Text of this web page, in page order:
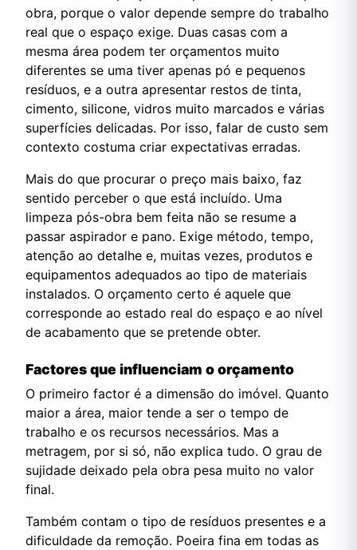
obra, porque o valor depende sempre do trabalho
real que o espaço exige. Duas casas com a
mesma área podem ter orçamentos muito
diferentes se uma tiver apenas pó e pequenos
resíduos, e a outra apresentar restos de tinta,
cimento, silicone, vidros muito marcados e várias
superfícies delicadas. Por isso, falar de custo sem
contexto costuma criar expectativas erradas.
Mais do que procurar o preço mais baixo, faz
sentido perceber o que está incluído. Uma
limpeza pós-obra bem feita não se resume a
passar aspirador e pano. Exige método, tempo,
atenção ao detalhe e, muitas vezes, produtos e
equipamentos adequados ao tipo de materiais
instalados. O orçamento certo é aquele que
corresponde ao estado real do espaço e ao nível
de acabamento que se pretende obter.
Factores que influenciam o orçamento
O primeiro factor é a dimensão do imóvel. Quanto
maior a área, maior tende a ser o tempo de
trabalho e os recursos necessários. Mas a
metragem, por si só, não explica tudo. O grau de
sujidade deixado pela obra pesa muito no valor
final.
Também contam o tipo de resíduos presentes e a
dificuldade da remoção. Poeira fina em todas as